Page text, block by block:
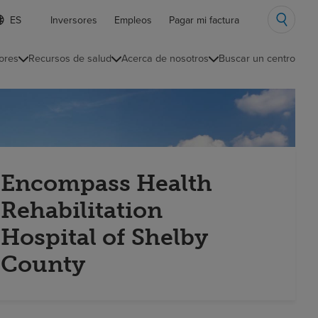
Inversores Empleos Pagar mi factura
Recursos de salud Acerca de nosotros Buscar un centro
Encompass Health
Rehabilitation
Hospital of Shelby
County